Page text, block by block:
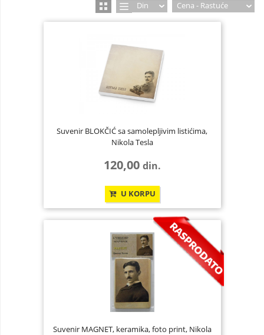
Din Cena - Rastuće
Suvenir BLOKČIĆ sa samolepljivim listićima,
Nikola Tesla
120,00 din.
U KORPU
Suvenir MAGNET, keramika, foto print, Nikola